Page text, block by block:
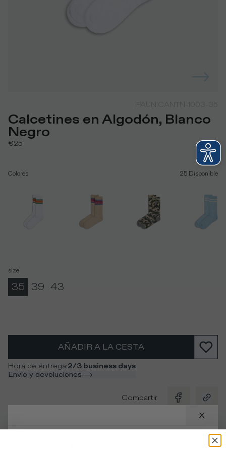
Calcetines en Algodón, Blanco
Negro
€25
Colores 25 Disponible
size:
35 39 43
AÑADIR A LA CESTA
Hora de entrega:2/3 business days
Envío y devoluciones
Compartir
Descripción